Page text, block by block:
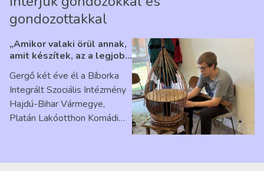
gondozottakkal
„Amikor valaki örül annak,
amit készítek, az a legjobb
Ribárszky Gergő ellátottal
Gergő két éve él a Bíborka
Integrált Szociális Intézmény
Hajdú-Bihar Vármegye,
Platán Lakóotthon Komádi